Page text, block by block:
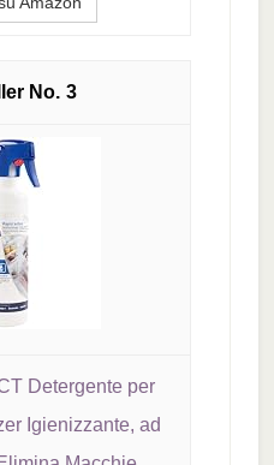
3
Detergente per
Igienizzante, ad